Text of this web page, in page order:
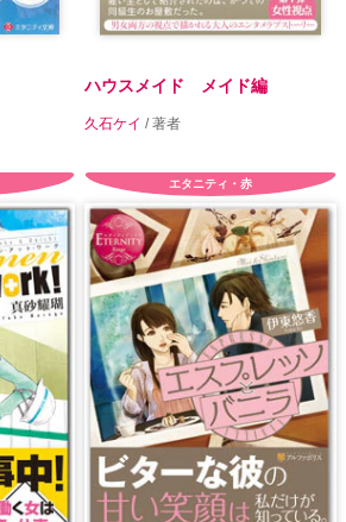
ハウスメイド メイド編
久石ケイ / 著者
エタニティ・赤